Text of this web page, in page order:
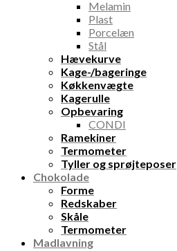
Melamin
Plast
Porcelæn
Stål
Hævekurve
Kage-/bageringe
Køkkenvægte
Kagerulle
Opbevaring
CONDI
Ramekiner
Termometer
Tyller og sprøjteposer
Chokolade
Forme
Redskaber
Skåle
Termometer
Madlavning